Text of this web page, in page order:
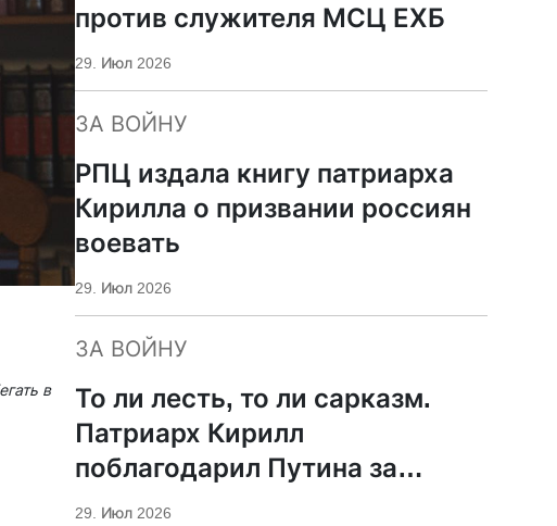
в
против служителя МСЦ ЕХБ
29. Июл 2026
ЗА ВОЙНУ
РПЦ издала книгу патриарха
Кирилла о призвании россиян
воевать
29. Июл 2026
ЗА ВОЙНУ
То ли лесть, то ли сарказм.
Патриарх Кирилл
поблагодарил Путина за
защиту суверенитета и
29. Июл 2026